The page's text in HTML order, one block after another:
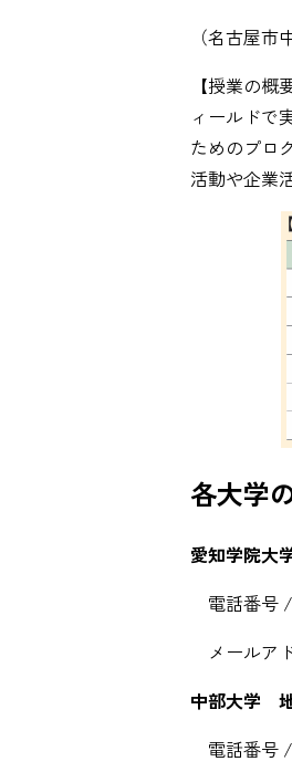
（名古屋
【授業の
ィールドで
ためのプロ
活動や企業
各大学
愛知学院大
電話番号 /
メールア
中部大学
電話番号 /